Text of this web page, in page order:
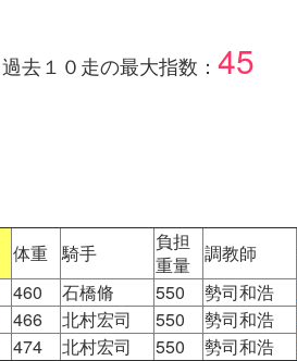
過去１０走の最大指数： 45
体重 騎手
負担
重量 調教師
460 石橋脩 550 勢司和浩
466 北村宏司 550 勢司和浩
474 北村宏司 550 勢司和浩